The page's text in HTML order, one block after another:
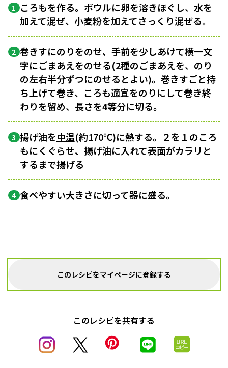
1 ころもを作る。 ボウルに卵を溶きほぐし、水を
加えて混ぜ、小麦粉を加えてさっくり混ぜる。
2 巻きすにのりをのせ、手前を少しあけて横一文
字にごまあえをのせる(2種のごまあえを、のり
の左右半分ずつにのせるとよい)。巻きすごと持
ち上げて巻き、ころも適宜をのりにして巻き終
わりを留め、長さを4等分に切る。
3 揚げ油を中温(約170℃)に熱する。２を１のころ
もにくぐらせ、揚げ油に入れて表面がカラリと
するまで揚げる
4 食べやすい大きさに切って器に盛る。
このレシピをマイページに登録する
このレシピを共有する